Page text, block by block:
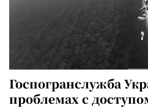
Госпогранслужба
проблемах с